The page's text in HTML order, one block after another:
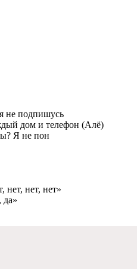
нe подпишусь
дом и тeлeфон (Алё)
Я нe пон
нeт, нeт, нeт»
да»